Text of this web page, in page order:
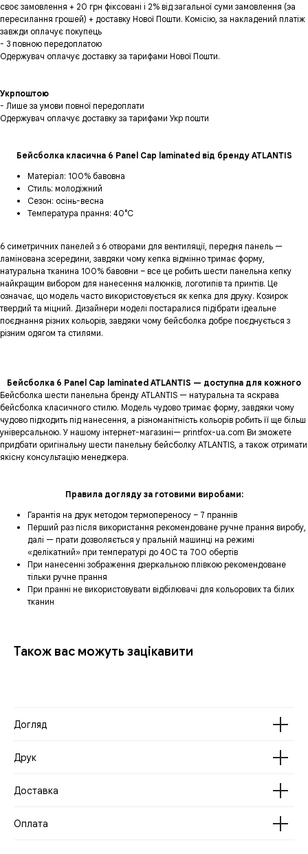
своє замовлення + 20 грн фіксовані і 2% від загальної суми замовлення (эа
пересилання грошей) + доставку Нової Пошти. Комісію, за накладений платіж
завжди оплачує покупець
- 3 повною передоплатою
Одержувач оплачує доставку за тарифами Нової Пошти.
Укрпоштою
- Лише за умови повної передоплати
Одержувач оплачує доставку за тарифами Укр пошти
Бейсболка класична 6 Panel Cap laminated від бренду ATLANTIS
Матеріал: 100% бавовна
Стиль: молодіжний
Сезон: осінь-весна
Температура прання: 40°C
6 симетричних панелей з 6 отворами для вентиляції, передня панель —
ламінована зсередини, завдяки чому кепка відмінно тримає форму,
натуральна тканина 100% бавовни – все це робить шести панельна кепку
найкращим вибором для нанесення малюнків, логотипів та принтів. Це
означає, що модель часто використовується як кепка для друку. Козирок
твердий та міцний. Дизайнери моделі постаралися підібрати ідеальне
поєднання різних кольорів, завдяки чому бейсболка добре поєднується з
різним одягом та стилями.
Бейсболка 6 Panel Cap laminated ATLANTIS — доступна для кожного
Бейсболка шести панельна бренду ATLANTIS — натуральна та яскрава
бейсболка класичного стилю. Модель чудово тримає форму, завдяки чому
чудово підходить під нанесення, а різноманітність кольорів робить її ще більш
універсальною. У нашому інтернет-магазині— printfox-ua.com Ви зможете
придбати оригінальну шести панельну бейсболку ATLANTIS, а також отримати
якісну консультацію менеджера.
Правила догляду за готовими виробами:
Гарантія на друк методом термопереносу – 7 праннів
Перший раз після використання рекомендоване ручне прання виробу,
далі — прати дозволяється у пральній машинці на режимі
«делікатний» при температурі до 40С та 700 обертів
При нанесенні зображення дзеркальною плівкою рекомендоване
тільки ручне прання
При пранні не використовувати відбілювачі для кольорових та білих
тканин
Також вас можуть зацікавити
Догляд
Друк
Доставка
Оплата